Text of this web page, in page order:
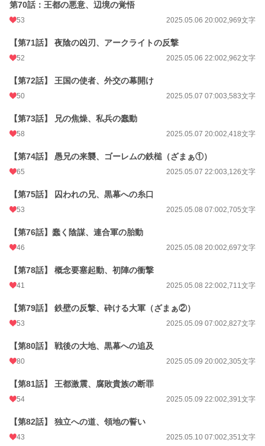
第70話：王都の悪意、辺境の覚悟
53 2025.05.06 20:002,969文字
【第71話】 夜陰の凶刃、アークライトの反撃
52 2025.05.06 22:002,962文字
【第72話】 王国の使者、外交の幕開け
50 2025.05.07 07:003,583文字
【第73話】 兄の焦燥、私兵の蠢動
58 2025.05.07 20:002,418文字
【第74話】 愚兄の来襲、ゴーレムの鉄槌（ざまぁ①）
65 2025.05.07 22:003,126文字
【第75話】 囚われの兄、黒幕への糸口
53 2025.05.08 07:002,705文字
【第76話】蠢く陰謀、連合軍の胎動
46 2025.05.08 20:002,697文字
【第78話】 概念要塞起動、初陣の衝撃
41 2025.05.08 22:002,711文字
【第79話】 鉄壁の反撃、砕ける大軍（ざまぁ②）
53 2025.05.09 07:002,827文字
【第80話】 戦後の大地、黒幕への追及
80 2025.05.09 20:002,305文字
【第81話】 王都激震、腐敗貴族の断罪
54 2025.05.09 22:002,391文字
【第82話】 独立への道、領地の誓い
43 2025.05.10 07:002,351文字